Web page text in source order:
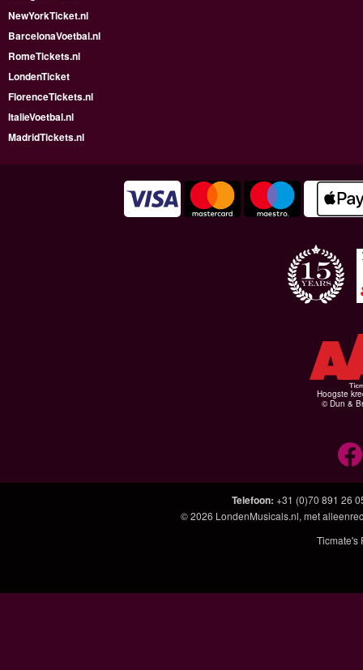
NewYorkTicket.nl
BarcelonaVoetbal.nl
RomeTickets.nl
LondenTicket
FlorenceTickets.nl
ItalieVoetbal.nl
MadridTickets.nl
Hoogste
© Dun &
Telefoon: +31 (0)70 891 26
© 2026 LondenMusicals.nl, met
Ticmate's